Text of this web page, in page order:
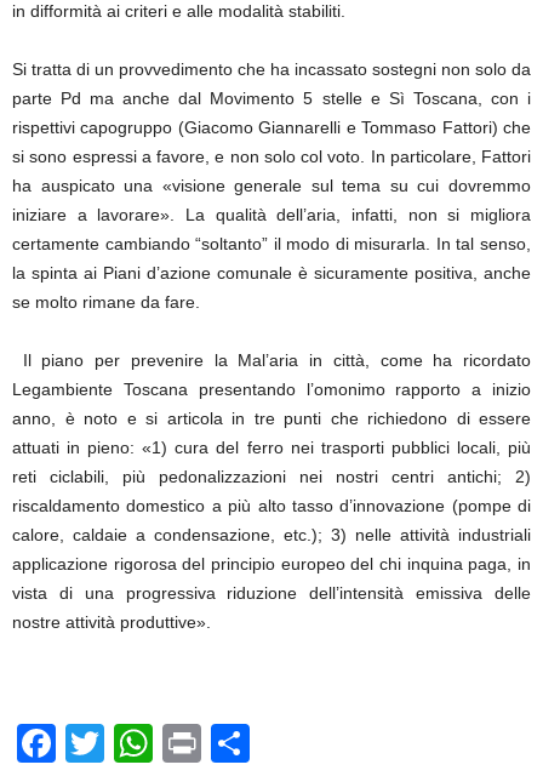
in difformità ai criteri e alle modalità stabiliti.
Si tratta di un provvedimento che ha incassato sostegni non solo da
parte Pd ma anche dal Movimento 5 stelle e Sì Toscana, con i
rispettivi capogruppo (Giacomo Giannarelli e Tommaso Fattori) che
si sono espressi a favore, e non solo col voto. In particolare, Fattori
ha auspicato una «visione generale sul tema su cui dovremmo
iniziare a lavorare». La qualità dell’aria, infatti, non si migliora
certamente cambiando “soltanto” il modo di misurarla. In tal senso,
la spinta ai Piani d’azione comunale è sicuramente positiva, anche
se molto rimane da fare.
Il piano per prevenire la Mal’aria in città, come ha ricordato
Legambiente Toscana presentando l’omonimo rapporto a inizio
anno, è noto e si articola in tre punti che richiedono di essere
attuati in pieno: «1) cura del ferro nei trasporti pubblici locali, più
reti ciclabili, più pedonalizzazioni nei nostri centri antichi; 2)
riscaldamento domestico a più alto tasso d’innovazione (pompe di
calore, caldaie a condensazione, etc.); 3) nelle attività industriali
applicazione rigorosa del principio europeo del chi inquina paga, in
vista di una progressiva riduzione dell’intensità emissiva delle
nostre attività produttive».
F
T
W
Pr